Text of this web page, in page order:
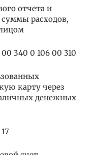
отчета и
расходов,
340 0 106 00 310
карту через
денежных